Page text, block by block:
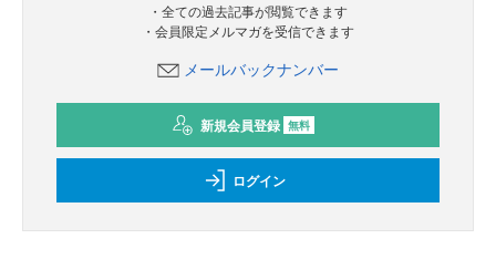
・全ての過去記事が閲覧できます
・会員限定メルマガを受信できます
メールバックナンバー
新規会員登録 無料
ログイン